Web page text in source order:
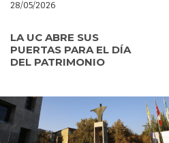
28/05/2026
LA UC ABRE SUS
PUERTAS PARA EL DÍA
DEL PATRIMONIO